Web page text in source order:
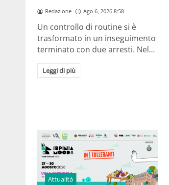
Redazione Ago 6, 2026 8:58
Un controllo di routine si è
trasformato in un inseguimento
terminato con due arresti. Nel…
Leggi di più
Attualità